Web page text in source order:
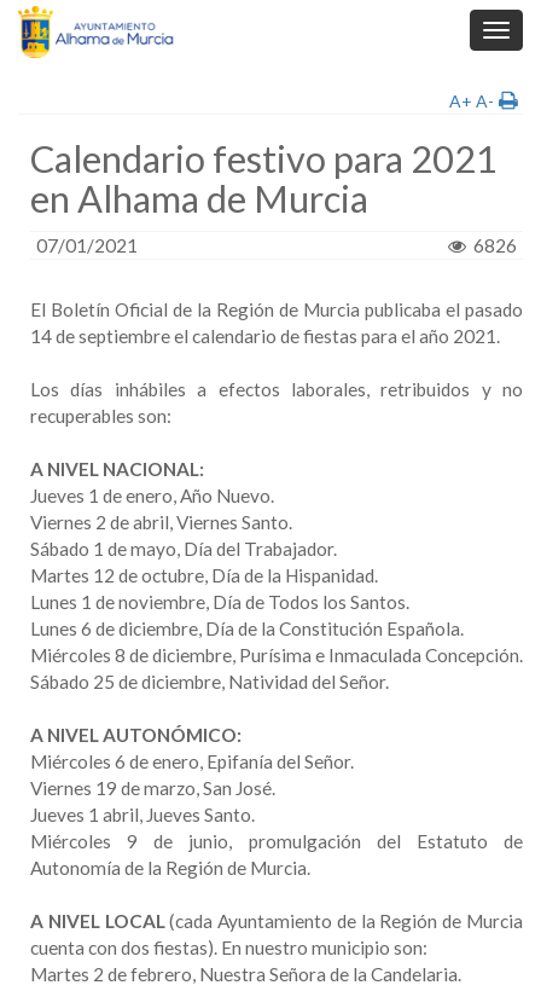
A+ A-
Calendario festivo para 2021
en Alhama de Murcia
07/01/2021 6826
El Boletín Oficial de la Región de Murcia publicaba el pasado
14 de septiembre el calendario de fiestas para el año 2021.
Los días inhábiles a efectos laborales, retribuidos y no
recuperables son:
A NIVEL NACIONAL:
Jueves 1 de enero, Año Nuevo.
Viernes 2 de abril, Viernes Santo.
Sábado 1 de mayo, Día del Trabajador.
Martes 12 de octubre, Día de la Hispanidad.
Lunes 1 de noviembre, Día de Todos los Santos.
Lunes 6 de diciembre, Día de la Constitución Española.
Miércoles 8 de diciembre, Purísima e Inmaculada Concepción.
Sábado 25 de diciembre, Natividad del Señor.
A NIVEL AUTONÓMICO:
Miércoles 6 de enero, Epifanía del Señor.
Viernes 19 de marzo, San José.
Jueves 1 abril, Jueves Santo.
Miércoles 9 de junio, promulgación del Estatuto de
Autonomía de la Región de Murcia.
A NIVEL LOCAL(cada Ayuntamiento de la Región de Murcia
cuenta con dos fiestas). En nuestro municipio son:
Martes 2 de febrero, Nuestra Señora de la Candelaria.